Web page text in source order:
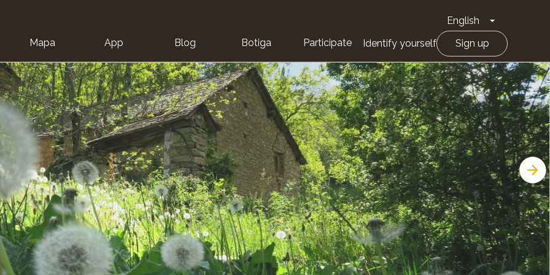
English Toggle
Mapa App Blog Botiga Participate Identify yourself Sign up